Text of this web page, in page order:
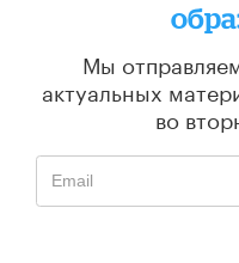
Мы
актуальных
во